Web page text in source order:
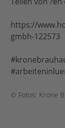
https://
gmbh-122573
© Fotos: Krone